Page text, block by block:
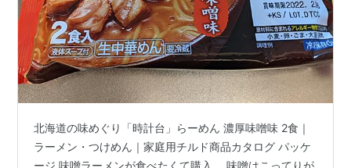
北海道の味めぐり「時計台」らーめん 濃厚味噌味 2食｜
ラーメン・つけめん｜家庭用チルド商品カタログ パッケ
ージ 味噌ラーメンが食べたくて購入。 味噌はこってりが